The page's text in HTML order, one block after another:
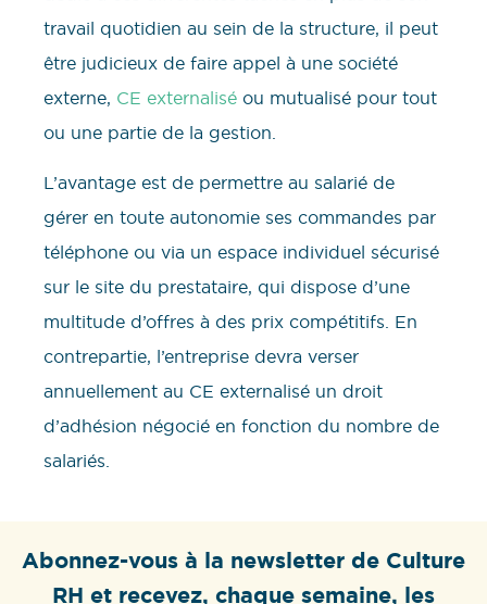
travail quotidien au sein de la structure, il peut
être judicieux de faire appel à une société
externe, CE externalisé ou mutualisé pour tout
ou une partie de la gestion.
L’avantage est de permettre au salarié de
gérer en toute autonomie ses commandes par
téléphone ou via un espace individuel sécurisé
sur le site du prestataire, qui dispose d’une
multitude d’offres à des prix compétitifs. En
contrepartie, l’entreprise devra verser
annuellement au CE externalisé un droit
d’adhésion négocié en fonction du nombre de
salariés.
Abonnez-vous à la newsletter de Culture
RH et recevez, chaque semaine, les